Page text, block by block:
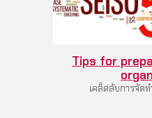
Tips for
เคล็ดลับการจัด